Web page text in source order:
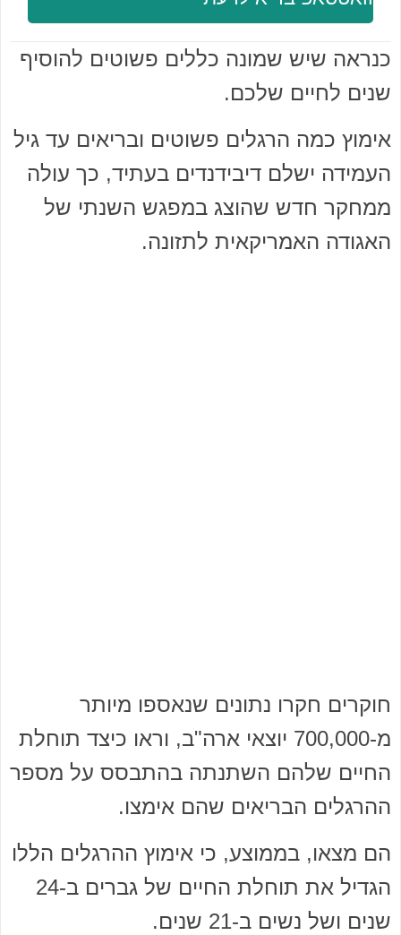
כנראה שיש שמונה כללים פשוטים להוסיף
שנים לחיים שלכם.
אימוץ כמה הרגלים פשוטים ובריאים עד גיל
העמידה ישלם דיבידנדים בעתיד, כך עולה
ממחקר חדש שהוצג במפגש השנתי של
האגודה האמריקאית לתזונה.
חוקרים חקרו נתונים שנאספו מיותר
מ-700,000 יוצאי ארה"ב, וראו כיצד תוחלת
החיים שלהם השתנתה בהתבסס על מספר
ההרגלים הבריאים שהם אימצו.
הם מצאו, בממוצע, כי אימוץ ההרגלים הללו
הגדיל את תוחלת החיים של גברים ב-24
שנים ושל נשים ב-21 שנים.